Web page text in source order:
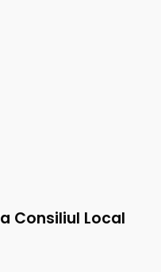
Consiliul Local